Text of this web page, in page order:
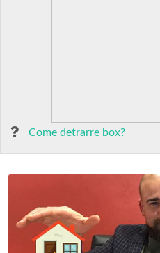
Come detrarre box?